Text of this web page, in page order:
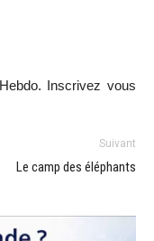
Inscrivez vous
Suivant
Le camp des éléphants